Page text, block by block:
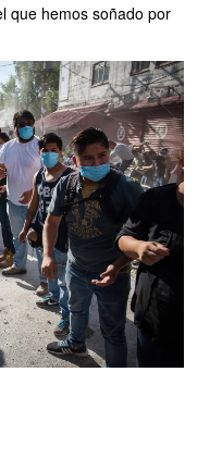
que hemos soñado por